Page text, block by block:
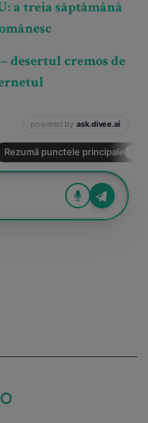
a treia săptămână
desertul cremos de